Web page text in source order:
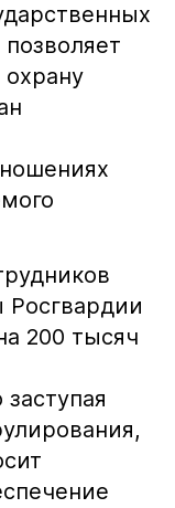
Росгвардии
200 тысяч